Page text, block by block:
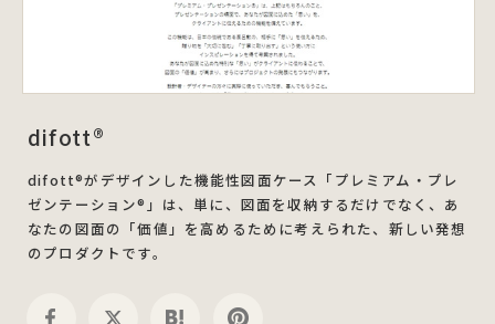
difott®
difott®がデザインした機能性図面ケース「プレミアム・プレ
ゼンテーション®」は、単に、図面を収納するだけでなく、あ
なたの図面の「価値」を高めるために考えられた、新しい発想
のプロダクトです。